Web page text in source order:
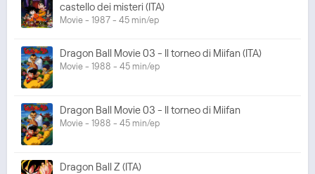
castello dei misteri (ITA)
Movie - 1987 - 45 min/ep
Dragon Ball Movie 03 - Il torneo di Miifan (ITA)
Movie - 1988 - 45 min/ep
Dragon Ball Movie 03 - Il torneo di Miifan
Movie - 1988 - 45 min/ep
Dragon Ball Z (ITA)